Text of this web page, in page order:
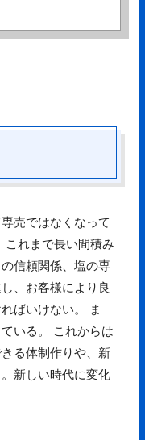
売ではなくなって
これまで長い間積み
信頼関係、塩の専
、お客様により良
ばいけない。 ま
いる。 これからは
る体制作りや、新
新しい時代に変化